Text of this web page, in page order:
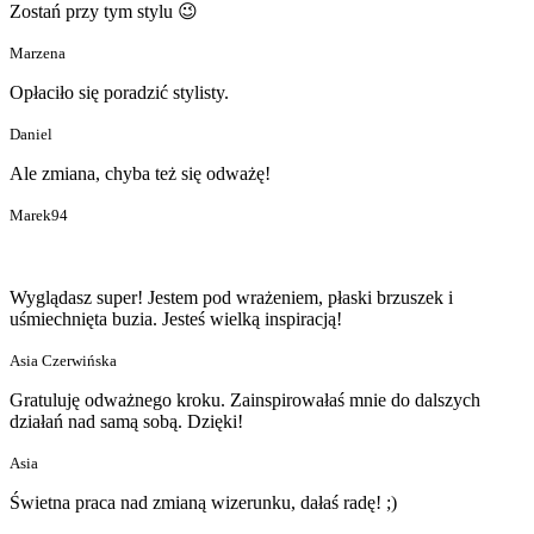
Zostań przy tym stylu 😉
Marzena
Opłaciło się poradzić stylisty.
Daniel
Ale zmiana, chyba też się odważę!
Marek94
Wyglądasz super! Jestem pod wrażeniem, płaski brzuszek i
uśmiechnięta buzia. Jesteś wielką inspiracją!
Asia Czerwińska
Gratuluję odważnego kroku. Zainspirowałaś mnie do dalszych
działań nad samą sobą. Dzięki!
Asia
Świetna praca nad zmianą wizerunku, dałaś radę! ;)